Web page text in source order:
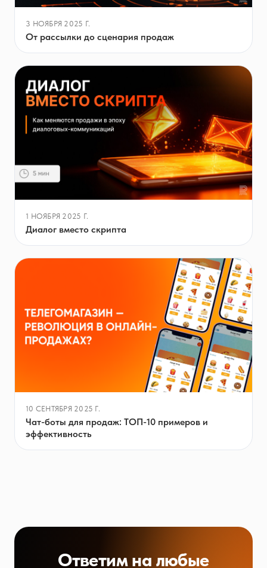
3 НОЯБРЯ 2025 Г.
От рассылки до сценария продаж
1 НОЯБРЯ 2025 Г.
Диалог вместо скрипта
10 СЕНТЯБРЯ 2025 Г.
Чат-боты для продаж: ТОП-10 примеров и
эффективность
Ответим на любые